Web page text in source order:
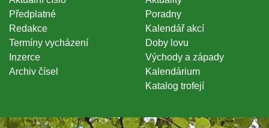
Předplatné
Redakce
Termíny vycházení
Inzerce
Archiv čísel
Poradny
Kalendář akcí
Doby lovu
Východy a západy
Kalendárium
Katalog trofejí